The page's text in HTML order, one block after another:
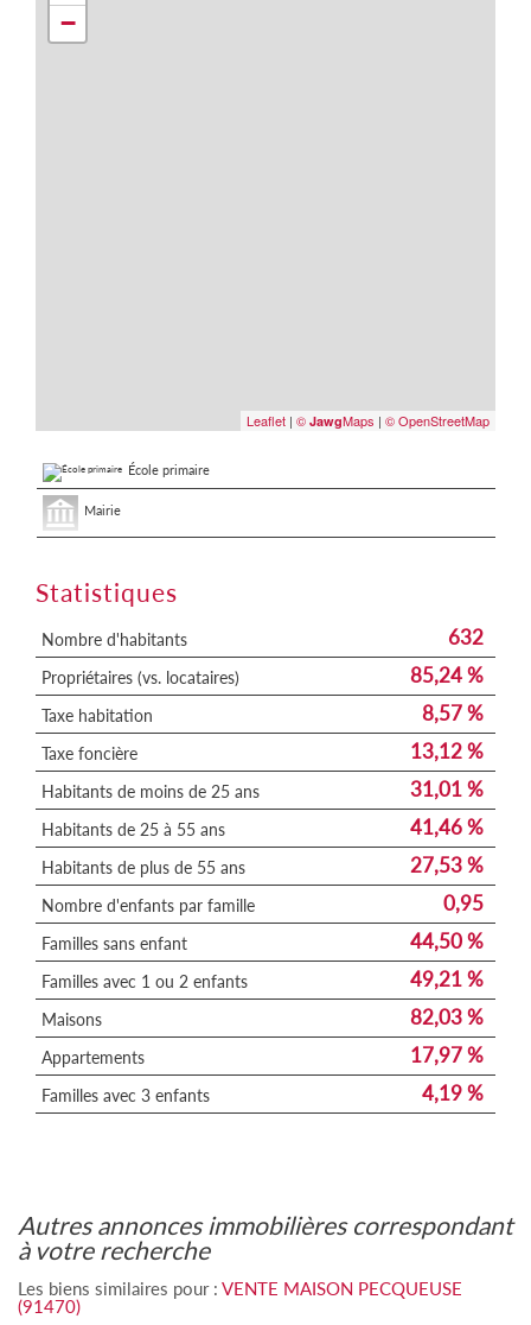
−
Leaflet | © JawgMaps | © OpenStreetMap
École primaire
Mairie
Statistiques
Nombre d'habitants 632
Propriétaires (vs. locataires) 85,24 %
Taxe habitation 8,57 %
Taxe foncière 13,12 %
Habitants de moins de 25 ans 31,01 %
Habitants de 25 à 55 ans 41,46 %
Habitants de plus de 55 ans 27,53 %
Nombre d'enfants par famille 0,95
Familles sans enfant 44,50 %
Familles avec 1 ou 2 enfants 49,21 %
Maisons 82,03 %
Appartements 17,97 %
Familles avec 3 enfants 4,19 %
autres annonces immobilières correspondant
à votre recherche
Les biens similaires pour : VENTE MAISON PECQUEUSE
(91470)